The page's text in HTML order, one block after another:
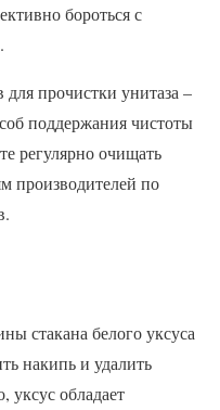
бороться с
прочистки унитаза –
поддержания чистоты
регулярно очищать
производителей по
стакана белого уксуса
накипь и удалить
уксус обладает